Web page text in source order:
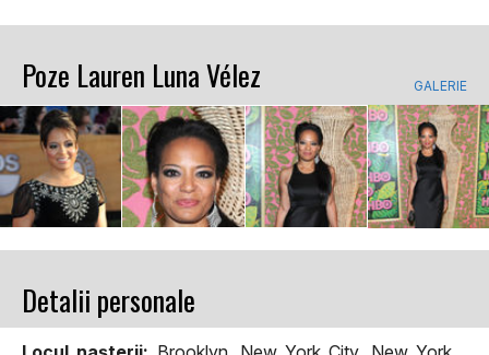
Poze Lauren Luna Vélez GALERIE
Detalii personale